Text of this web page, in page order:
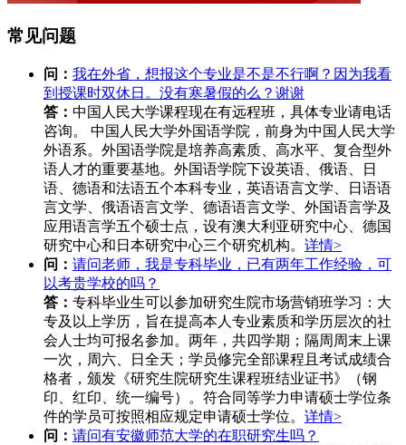
常见问题
问： 我在外省，想报这个专业是不是不行啊？因为我看
到授课时双休日。没有寒暑假的么？谢谢
答： 中国人民大学课程现在有远程班，具体专业请电话
咨询。 中国人民大学外国语学院，前身为中国人民大学
外语系。外国语学院是培养高素质、高水平、复合型外
语人才的重要基地。外国语学院下设英语、俄语、日
语、德语和法语五个本科专业，英语语言文学、日语语
言文学、俄语语言文学、德语语言文学、外国语言学及
应用语言学五个硕士点，设有澳大利亚研究中心、德国
研究中心和日本研究中心三个研究机构。 详情>
问： 请问老师，我是专科毕业，已有两年工作经验，可
以考贵学校的吗？
答： 专科毕业生可以参加研究生院市场营销班学习：大
专及以上学历，旨在提高本人专业素质和学历层次的社
会人士均可报名参加。两年，共四学期；隔周周末上课
一次，周六、日全天；学员修完全部课程且考试成绩合
格者，颁发《研究生院研究生课程班结业证书》（钢
印、红印、统一编号）。符合同等学力申请硕士学位条
件的学员可按照相应规定申请硕士学位。 详情>
问： 请问有安徽师范大学的在职研究生吗？